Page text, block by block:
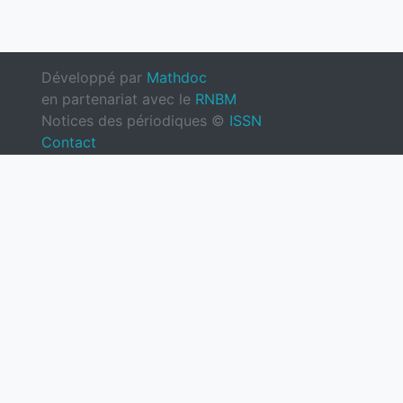
Développé par Mathdoc
en partenariat avec le RNBM
Notices des périodiques © ISSN
Contact